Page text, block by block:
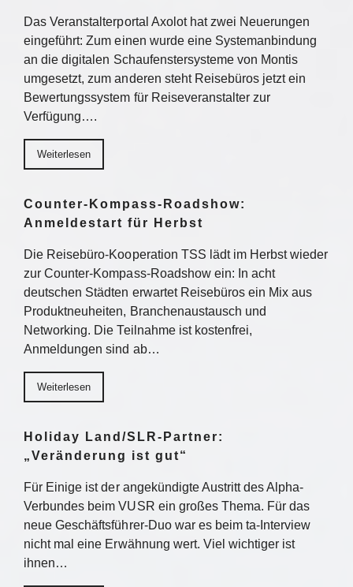
Das Veranstalterportal Axolot hat zwei Neuerungen
eingeführt: Zum einen wurde eine Systemanbindung
an die digitalen Schaufenstersysteme von Montis
umgesetzt, zum anderen steht Reisebüros jetzt ein
Bewertungssystem für Reiseveranstalter zur
Verfügung….
Weiterlesen
Counter-Kompass-Roadshow:
Anmeldestart für Herbst
Die Reisebüro-Kooperation TSS lädt im Herbst wieder
zur Counter-Kompass-Roadshow ein: In acht
deutschen Städten erwartet Reisebüros ein Mix aus
Produktneuheiten, Branchenaustausch und
Networking. Die Teilnahme ist kostenfrei,
Anmeldungen sind ab…
Weiterlesen
Holiday Land/SLR-Partner:
„Veränderung ist gut“
Für Einige ist der angekündigte Austritt des Alpha-
Verbundes beim VUSR ein großes Thema. Für das
neue Geschäftsführer-Duo war es beim ta-Interview
nicht mal eine Erwähnung wert. Viel wichtiger ist
ihnen…